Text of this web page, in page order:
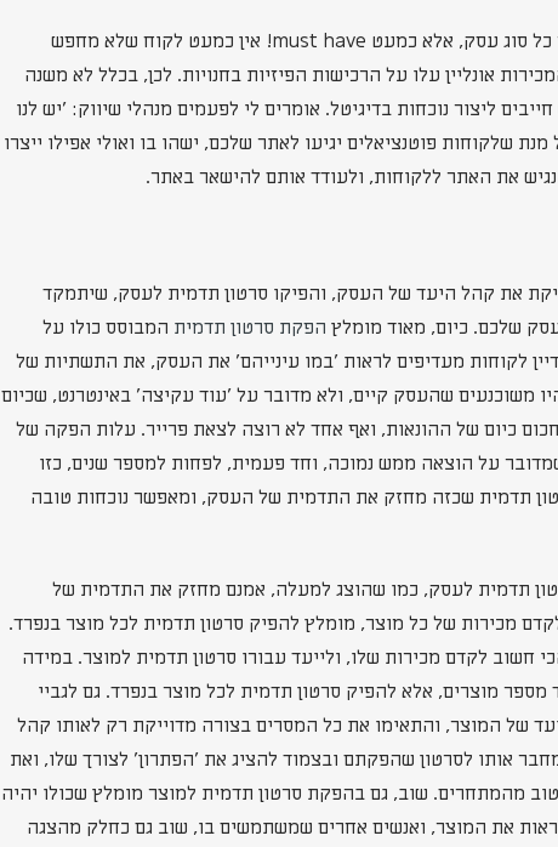
הנוכחות כיום בדיגיטל היא לא nice to have עבור כל סוג עסק, אלא כמעט must have! אין כמעט לקוח שלא מחפש
אונליין עלו על הרכישות הפיזיות בחנויות. לכן, בכלל לא משנה
ליצור נוכחות בדיגיטל. אומרים לי לפעמים מנהלי שיווק: 'יש לנו
שלקוחות פוטנציאלים יגיעו לאתר שלכם, ישהו בו ואולי אפילו ייצרו
את האתר ללקוחות, ולעודד אותם להישאר באתר.
את קהל היעד של העסק, והפיקו סרטון תדמית לעסק, שיתמקד
שלכם. כיום, מאוד מומלץ הפקת סרטון תדמית המבוסס כולו על
לקוחות מעדיפים לראות 'במו עינייהם' את העסק, את התשתיות של
משוכנעים שהעסק קיים, ולא מדובר על 'עוד עקיצה' באינטרנט, שכיום
כיום של ההונאות, ואף אחד לא רוצה לצאת פרייר. עלות הפקה של
מאזור ה- 10 אלף ש"ח, כך שמדובר על הוצאה ממש נמוכה, וחד פעמית, לפחות למספר שנים, כזו
תדמית שכזה מחזק את התדמית של העסק, ומאפשר נוכחות טובה
תדמית לעסק, כמו שהוצג למעלה, אמנם מחזק את התדמית של
מכירות של כל מוצר, מומלץ להפיק סרטון תדמית לכל מוצר בנפרד.
חשוב לקדם מכירות שלו, ולייעד עבורו סרטון תדמית למוצר. במידה
מספר מוצרים, אלא להפיק סרטון תדמית לכל מוצר בנפרד. גם לגביי
של המוצר, והתאימו את כל המסרים בצורה מדוייקת רק לאותו קהל
אותו לסרטון שהפקתם ובצמוד להציג את 'הפתרון' לצורך שלו, ואת
מהמתחרים. שוב, גם בהפקת סרטון תדמית למוצר מומלץ שכולו יהיה
את המוצר, ואנשים אחרים שמשתמשים בו, שוב גם כחלק מהצגה